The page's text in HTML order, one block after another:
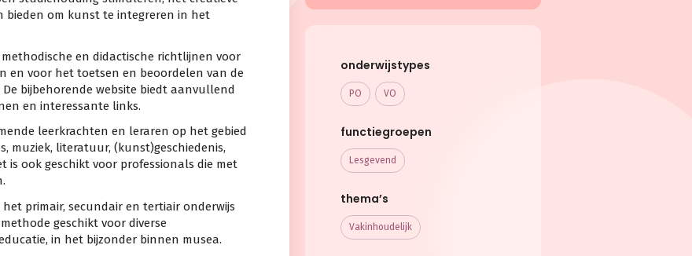
bieden om kunst te integreren in het
en didactische richtlijnen voor
en voor het toetsen en beoordelen van de
bijbehorende website biedt aanvullend
en interessante links.
leerkrachten en leraren op het gebied
muziek, literatuur, (kunst)geschiedenis,
is ook geschikt voor professionals die met
primair, secundair en tertiair onderwijs
geschikt voor diverse
in het bijzonder binnen musea.
onderwijstypes
PO VO
functiegroepen
Lesgevend
thema’s
Vakinhoudelijk